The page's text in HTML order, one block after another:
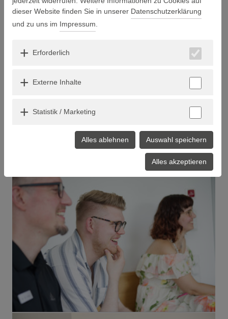
konkrete Antworten ermöglichen, die auf neusten
wissenschaftlichen Erkenntnissen basieren.
dieser Website finden Sie in unserer Datenschutzerklärung
und zu uns im Impressum
Erforderlich
Externe Inhalte
Statistik / Marketing
Alles ablehnen Auswahl speichern
Alles akzeptieren